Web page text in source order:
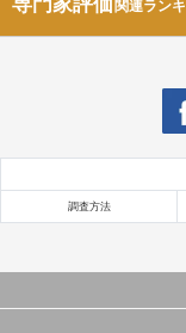
関連ラン
調査方法